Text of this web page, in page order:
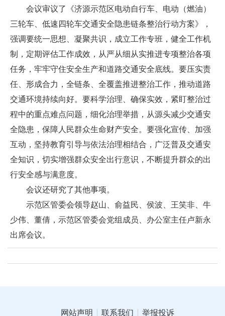
会议审议了《济源示范区电动自行车、电动（燃油）
三轮车、低速四轮车交通安全隐患链条整治行动方案》，
强调要统一思想、凝聚共识，成立工作专班，健全工作机
制，定期评估工作成效，从严从细从实推进专项整治各项
任务，牢牢守住安全生产和道路交通安全底线。要压实责
任、形成合力，全链条、全覆盖推进整治工作，推动道路
交通环境持续向好。要科学治理、确保实效，紧盯整治过
程中的重点难点问题，细化治理举措，从源头减少交通安
全隐患，保障人民群众生命财产安全。要强化宣传、加强
互动，坚持教育引导与依法治理相结合，广泛普及交通安
全知识，切实增强群众安全出行意识，不断提升群众的出
行安全感与满意度。
会议还研究了其他事项。
示范区管委会领导赵山、俞益民、侯波、王笑非、牛
少伟、董倩，示范区管委会党组成员、办公室主任卢新永
出席会议。
网站声明 联系我们 举报投诉